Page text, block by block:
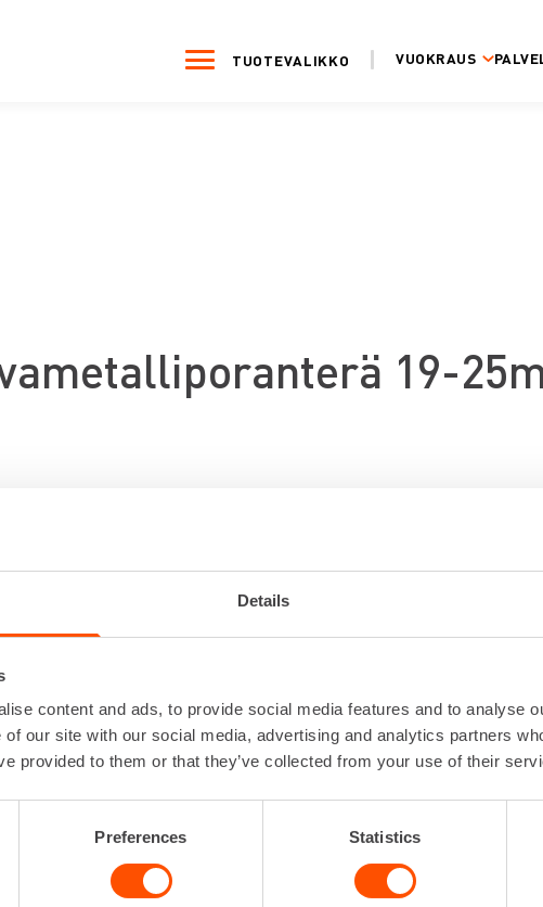
Details
content and ads, to provide social media features and to analyse
of our site with our social media, advertising and analytics partners
provided to them or that they’ve collected from your use of their
Preferences Statistics
TUOTEVALIKKO
VUOKRAUS
19-
Kiinnitys
SDS MAX &
Koko
VUOKRAA